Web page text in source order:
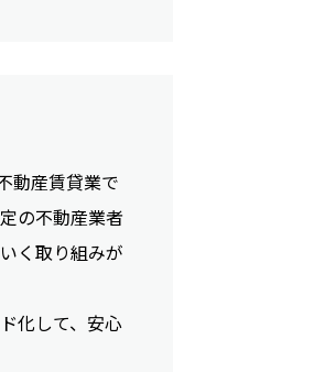
動産賃貸業で
の不動産業者
く取り組みが
化して、安心